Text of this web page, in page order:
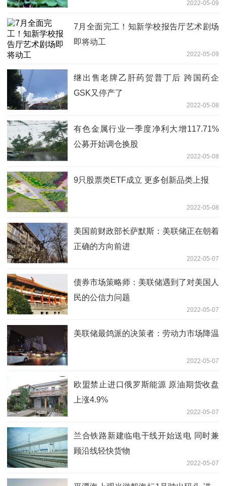
2022-05-09
7月全面完工！知新学校报告厅艺术剧场
即将动工
2022-05-09
继出售老牌乙肝药贺普丁后 跨国药企
GSK又停产了
2022-05-08
有色金属行业一季度净利大增117.71%
公募开始调仓换股
2022-05-08
9只股票类ETF成立 更多创新品类上报
2022-05-08
美国前财政部长萨默斯：美联储正在朝着
正确的方向前进
2022-05-07
债券市场策略师：美联储遇到了对美国人
民的公信力问题
2022-05-07
美联储最鸽派的决策者：劳动力市场降温
2022-05-07
欧盟禁止进口俄罗斯能源 原油期货收盘
上涨4.9%
2022-05-07
兰合铁路新建临电干线开始送电 同时兼
顾沿线轻快货物
2022-05-07